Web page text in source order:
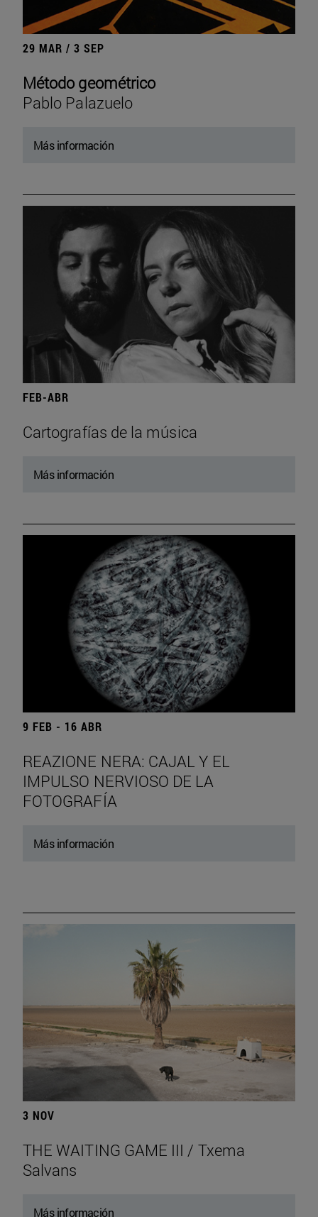
29 MAR / 3 SEP
Método geométrico
Pablo Palazuelo
Más información
FEB-ABR
Cartografías de la música
Más información
9 FEB - 16 ABR
REAZIONE NERA: CAJAL Y EL
IMPULSO NERVIOSO DE LA
FOTOGRAFÍA
Más información
3 NOV
THE WAITING GAME III / Txema
Salvans
Más información